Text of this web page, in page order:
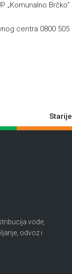
„Komunalno Brčko“
centra 0800 505
Starije
vode,
odvoz i